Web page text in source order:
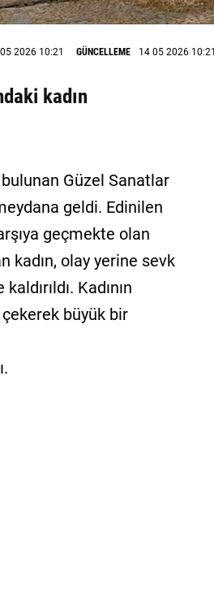
2026 10:21 GÜNCELLEME 14 05 2026 10:21
kadın
Güzel Sanatlar
geldi. Edinilen
geçmekte olan
kadın, olay yerine sevk
Kadının
büyük bir